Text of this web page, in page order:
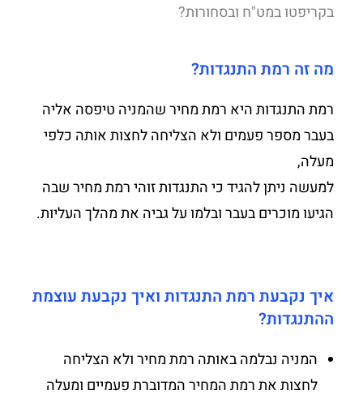
בקריפטו במט"ח ובסחורות?
מה זה רמת התנגדות?
רמת התנגדות היא רמת מחיר שהמניה טיפסה אליה
בעבר מספר פעמים ולא הצליחה לחצות אותה כלפי
מעלה,
למעשה ניתן להגיד כי התנגדות זוהי רמת מחיר שבה
הגיעו מוכרים בעבר ובלמו על גביה את מהלך העליות.
איך נקבעת רמת התנגדות ואיך נקבעת עוצמת
ההתנגדות?
המניה נבלמה באותה רמת מחיר ולא הצליחה
לחצות את רמת המחיר המדוברת פעמיים ומעלה